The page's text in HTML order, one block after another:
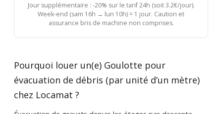
Jour supplémentaire : -20% sur le tarif 24h (soit 3.2€/jour).
Week-end (sam 16h → lun 10h) = 1 jour. Caution et
assurance bris de machine non comprises.
Pourquoi louer un(e) Goulotte pour
évacuation de débris (par unité d’un mètre)
chez Locamat ?